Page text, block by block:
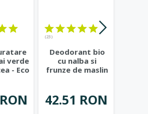
verde
- Eco
(23)
Deodorant bio
cu nalba si
frunze de maslin
42.51 RON